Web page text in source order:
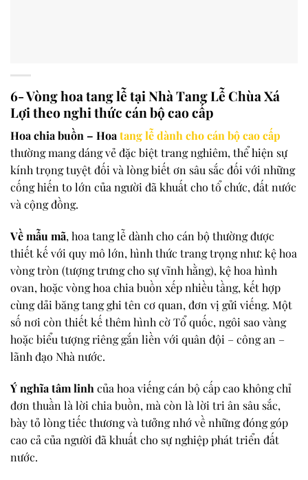
6- Vòng hoa tang lễ tại Nhà Tang Lễ Chùa Xá
Lợi theo nghi thức cán bộ cao cấp
Hoa chia buồn – Hoatang lễ dành cho cán bộ cao cấp
thường mang dáng vẻ đặc biệt trang nghiêm, thể hiện sự
kính trọng tuyệt đối và lòng biết ơn sâu sắc đối với những
cống hiến to lớn của người đã khuất cho tổ chức, đất nước
và cộng đồng.
Về mẫu mã, hoa tang lễ dành cho cán bộ thường được
thiết kế với quy mô lớn, hình thức trang trọng như: kệ hoa
vòng tròn (tượng trưng cho sự vĩnh hằng), kệ hoa hình
ovan, hoặc vòng hoa chia buồn xếp nhiều tầng, kết hợp
cùng dải băng tang ghi tên cơ quan, đơn vị gửi viếng. Một
số nơi còn thiết kế thêm hình cờ Tổ quốc, ngôi sao vàng
hoặc biểu tượng riêng gắn liền với quân đội – công an –
lãnh đạo Nhà nước.
Ý nghĩa tâm linh của hoa viếng cán bộ cấp cao không chỉ
đơn thuần là lời chia buồn, mà còn là lời tri ân sâu sắc,
bày tỏ lòng tiếc thương và tưởng nhớ về những đóng góp
cao cả của người đã khuất cho sự nghiệp phát triển đất
nước.